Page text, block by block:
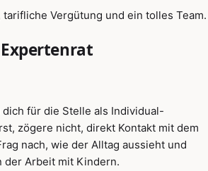
Vergütung und ein tolles Team.
dich für die Stelle als Individual-
zögere nicht, direkt Kontakt mit dem
nach, wie der Alltag aussieht und
der Arbeit mit Kindern.